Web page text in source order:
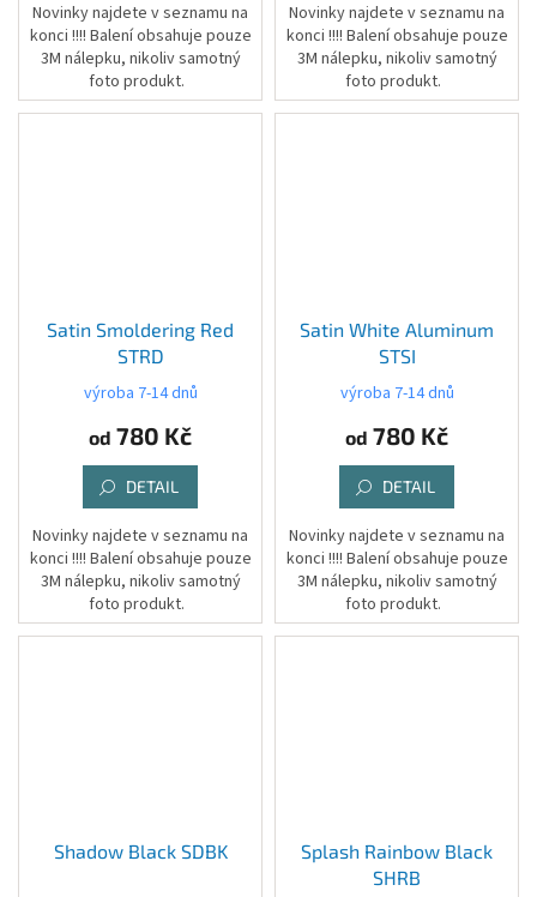
Novinky najdete v seznamu na
konci !!!! Balení obsahuje pouze
3M nálepku, nikoliv samotný
foto produkt.
Novinky najdete v seznamu na
konci !!!! Balení obsahuje pouze
3M nálepku, nikoliv samotný
foto produkt.
Satin Smoldering Red
STRD
výroba 7-14 dnů
od 780 Kč
DETAIL
Novinky najdete v seznamu na
konci !!!! Balení obsahuje pouze
3M nálepku, nikoliv samotný
foto produkt.
Satin White Aluminum
STSI
výroba 7-14 dnů
od 780 Kč
DETAIL
Novinky najdete v seznamu na
konci !!!! Balení obsahuje pouze
3M nálepku, nikoliv samotný
foto produkt.
Shadow Black SDBK
Splash Rainbow Black
SHRB